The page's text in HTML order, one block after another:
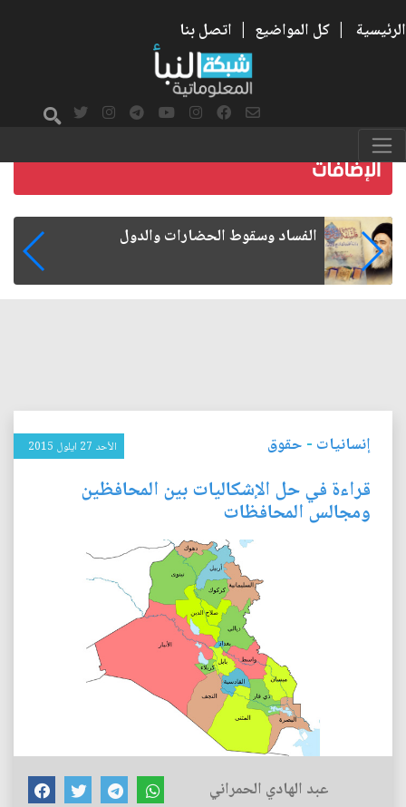
الرئيسية | كل المواضيع | اتصل بنا
رواتب الموظفين على صفيح ساخن
إنسانيات - حقوق الأحد 27 ايلول 2015
قراءة في حل الإشكاليات بين المحافظين
ومجالس المحافظات
عبد الهادي الحمراني